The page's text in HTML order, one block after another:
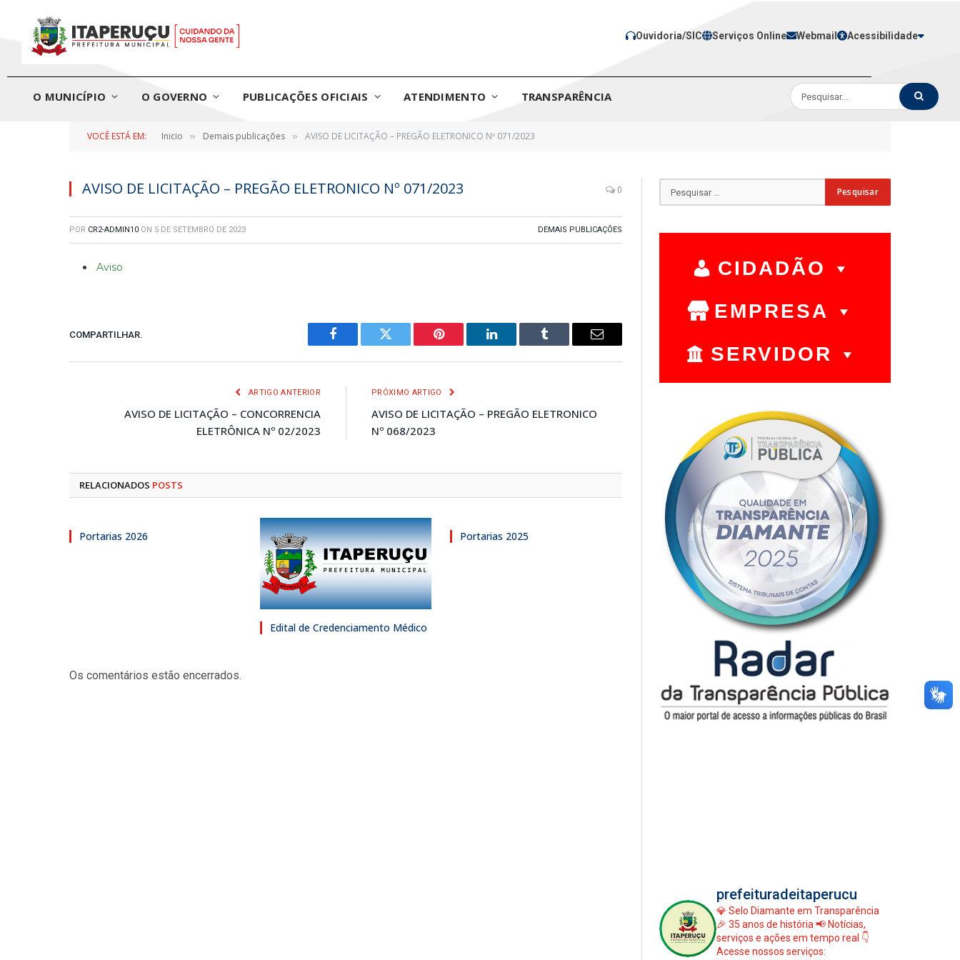
Ouvidoria/SIC Serviços Online Webmail Acessibilidade
O MUNICÍPIO O GOVERNO PUBLICAÇÕES OFICIAIS ATENDIMENTO TRANSPARÊNCIA
VOCÊ ESTÁ EM: Inicio » Demais publicações » AVISO DE LICITAÇÃO – PREGÃO ELETRONICO Nº 071/2023
AVISO DE LICITAÇÃO – PREGÃO ELETRONICO Nº 071/2023 0
POR CR2-ADMIN10 ON 5 DE SETEMBRO DE 2023 DEMAIS PUBLICAÇÕES
Aviso
COMPARTILHAR.
Facebook Twitter Pinterest LinkedIn Tumblr
E-
ARTIGO ANTERIOR
AVISO DE LICITAÇÃO – CONCORRENCIA
ELETRÔNICA Nº 02/2023
PRÓXIMO ARTIGO
AVISO DE LICITAÇÃO – PREGÃO ELETRONICO
Nº 068/2023
RELACIONADOS POSTS
Portarias 2026
Edital de Credenciamento Médico
Portarias 2025
Os comentários estão encerrados.
CIDADÃO
EMPRESA
SERVIDOR
prefeituradeitaperucu
💎 Selo Diamante em Transparência
🎉 35 anos de história 📢 Notícias,
serviços e ações em tempo real 👇
Acesse nossos serviços: